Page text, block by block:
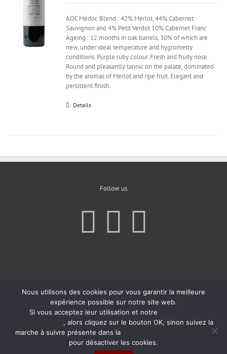
AOC Médoc Blend : 42% Merlot, 44% Cabernet
Sauvignon and 4% Petit Verdot 10% Cabernet Franc
Ageing : 12 months in oak barrels, 30% of which are
new, under ideal temperature and hygrometry
conditions. Purple ruby colour. Fresh and fruity nose.
Round and pleasantly tannic on the palate, dominated
by the aromas of Merlot and ripe fruit. Elegant and
persistent finish.
Details
Follow us
Nous utilisons des cookies pour vous garantir la meilleure
expérience possible sur notre site web.
Si vous acceptez leur utilisation et notre
, alors cliquez sur le bouton OK, sinon suivez la
marche à suivre présente dans la
pour désactiver les cookies.